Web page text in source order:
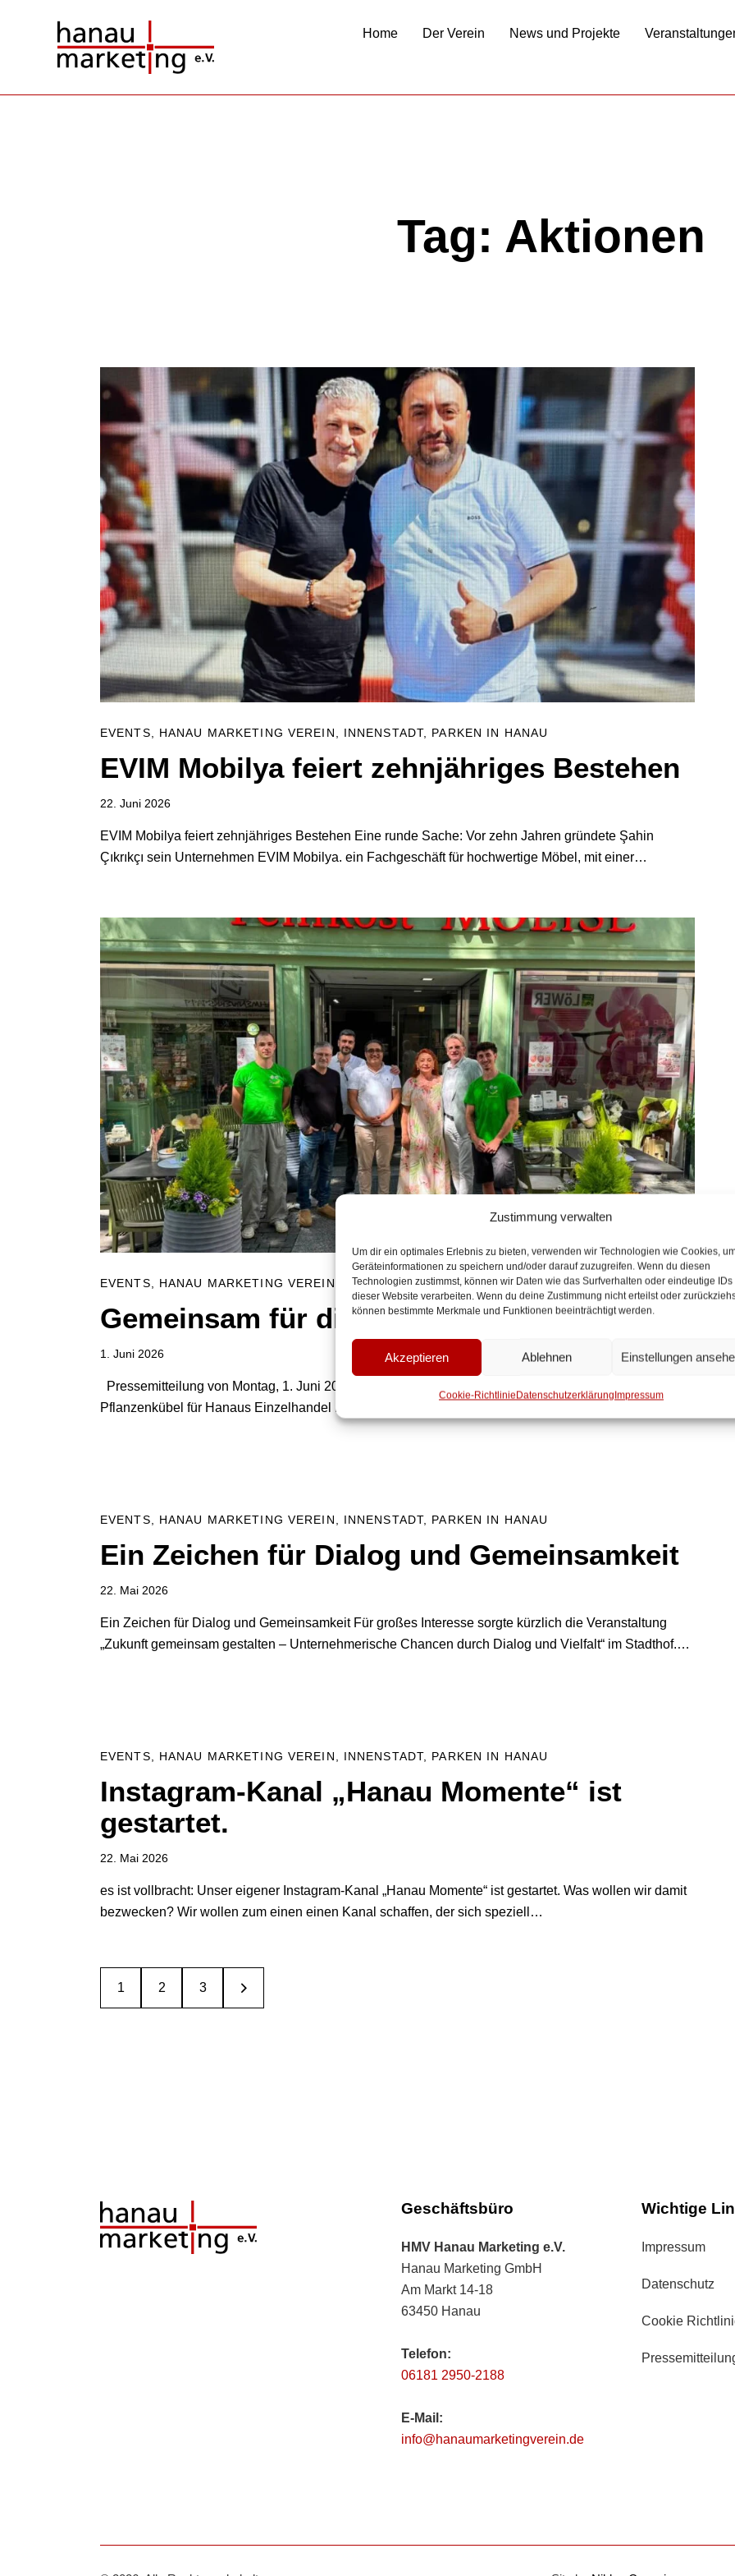
Zustimmung verwalten
Um dir ein optimales Erlebnis zu bieten, verwenden wir Technologien wie Cookies,
Geräteinformationen zu speichern und/oder darauf zuzugreifen. Wenn du diesen
Technologien zustimmst, können wir Daten wie das Surfverhalten oder eindeutige IDs
dieser Website verarbeiten. Wenn du deine Zustimmung nicht erteilst oder
können bestimmte Merkmale und Funktionen beeinträchtigt werden.
Akzeptieren Ablehnen Einstellungen
Cookie-RichtlinieDatenschutzerklärungImpressum
Home Der Verein News und Projekte
Tag: Aktionen
EVENTS HANAU MARKETING VEREIN INNENSTADT, PARKEN IN HANAU
EVIM Mobilya feiert zehnjähriges Bestehen
22. Juni 2026
EVIM Mobilya feiert zehnjähriges Bestehen Eine runde Sache: Vor zehn Jahren gründete Şahin
Çıkrıkçı sein Unternehmen EVIM Mobilya. ein Fachgeschäft für hochwertige Möbel, mit einer…
EVENTS HANAU MARKETING VEREIN INNENSTADT,PARKEN IN HANAU
Gemeinsam für die Innenstadt
1. Juni 2026
Pressemitteilung von Montag, 1. Juni 2026 Stadt Hanau Gemeinsam für die Innenstadt: 62
Pflanzenkübel für Hanaus Einzelhandel Hanau Marketing Verein und Hanau Marketing GmbH…
EVENTS HANAU MARKETING VEREIN INNENSTADT, PARKEN IN HANAU
Ein Zeichen für Dialog und Gemeinsamkeit
22. Mai 2026
Ein Zeichen für Dialog und Gemeinsamkeit Für großes Interesse sorgte kürzlich die Veranstaltung
„Zukunft gemeinsam gestalten – Unternehmerische Chancen durch Dialog und Vielfalt“ im Stadthof.…
EVENTS HANAU MARKETING VEREIN INNENSTADT, PARKEN IN HANAU
Instagram-Kanal „Hanau Momente“ ist
gestartet.
22. Mai 2026
es ist vollbracht: Unser eigener Instagram-Kanal „Hanau Momente“ ist gestartet. Was wollen wir damit
bezwecken? Wir wollen zum einen einen Kanal schaffen, der sich speziell…
1 2 3
>
Geschäftsbüro
HMV Hanau Marketing e.V.
Hanau Marketing GmbH
Am Markt 14-18
63450 Hanau
Telefon:
06181 2950-2188
E-Mail:
info@hanaumarketingverein.de
Wichtige
Impressum
Datenschutz
Cookie